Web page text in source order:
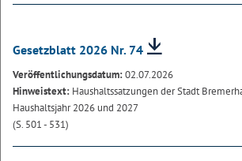
Gesetzblatt 2026 Nr. 74
Veröffentlichungsdatum:02.07.2026
Hinweistext: Haushaltssatzungen der Stadt
Haushaltsjahr 2026 und 2027
(S. 501 - 531)